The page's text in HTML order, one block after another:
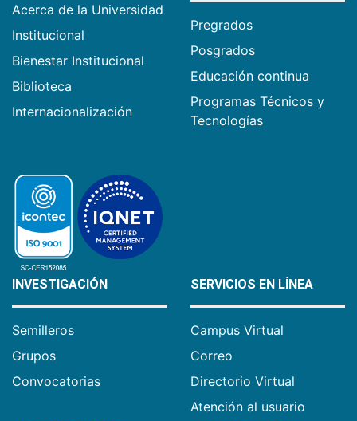
Acerca de la Universidad
Institucional
Bienestar Institucional
Biblioteca
Internacionalización
Pregrados
Posgrados
Educación continua
Programas Técnicos y
Tecnologías
INVESTIGACIÓN
Semilleros
Grupos
Convocatorias
SERVICIOS EN LÍNEA
Campus Virtual
Correo
Directorio Virtual
Atención al usuario